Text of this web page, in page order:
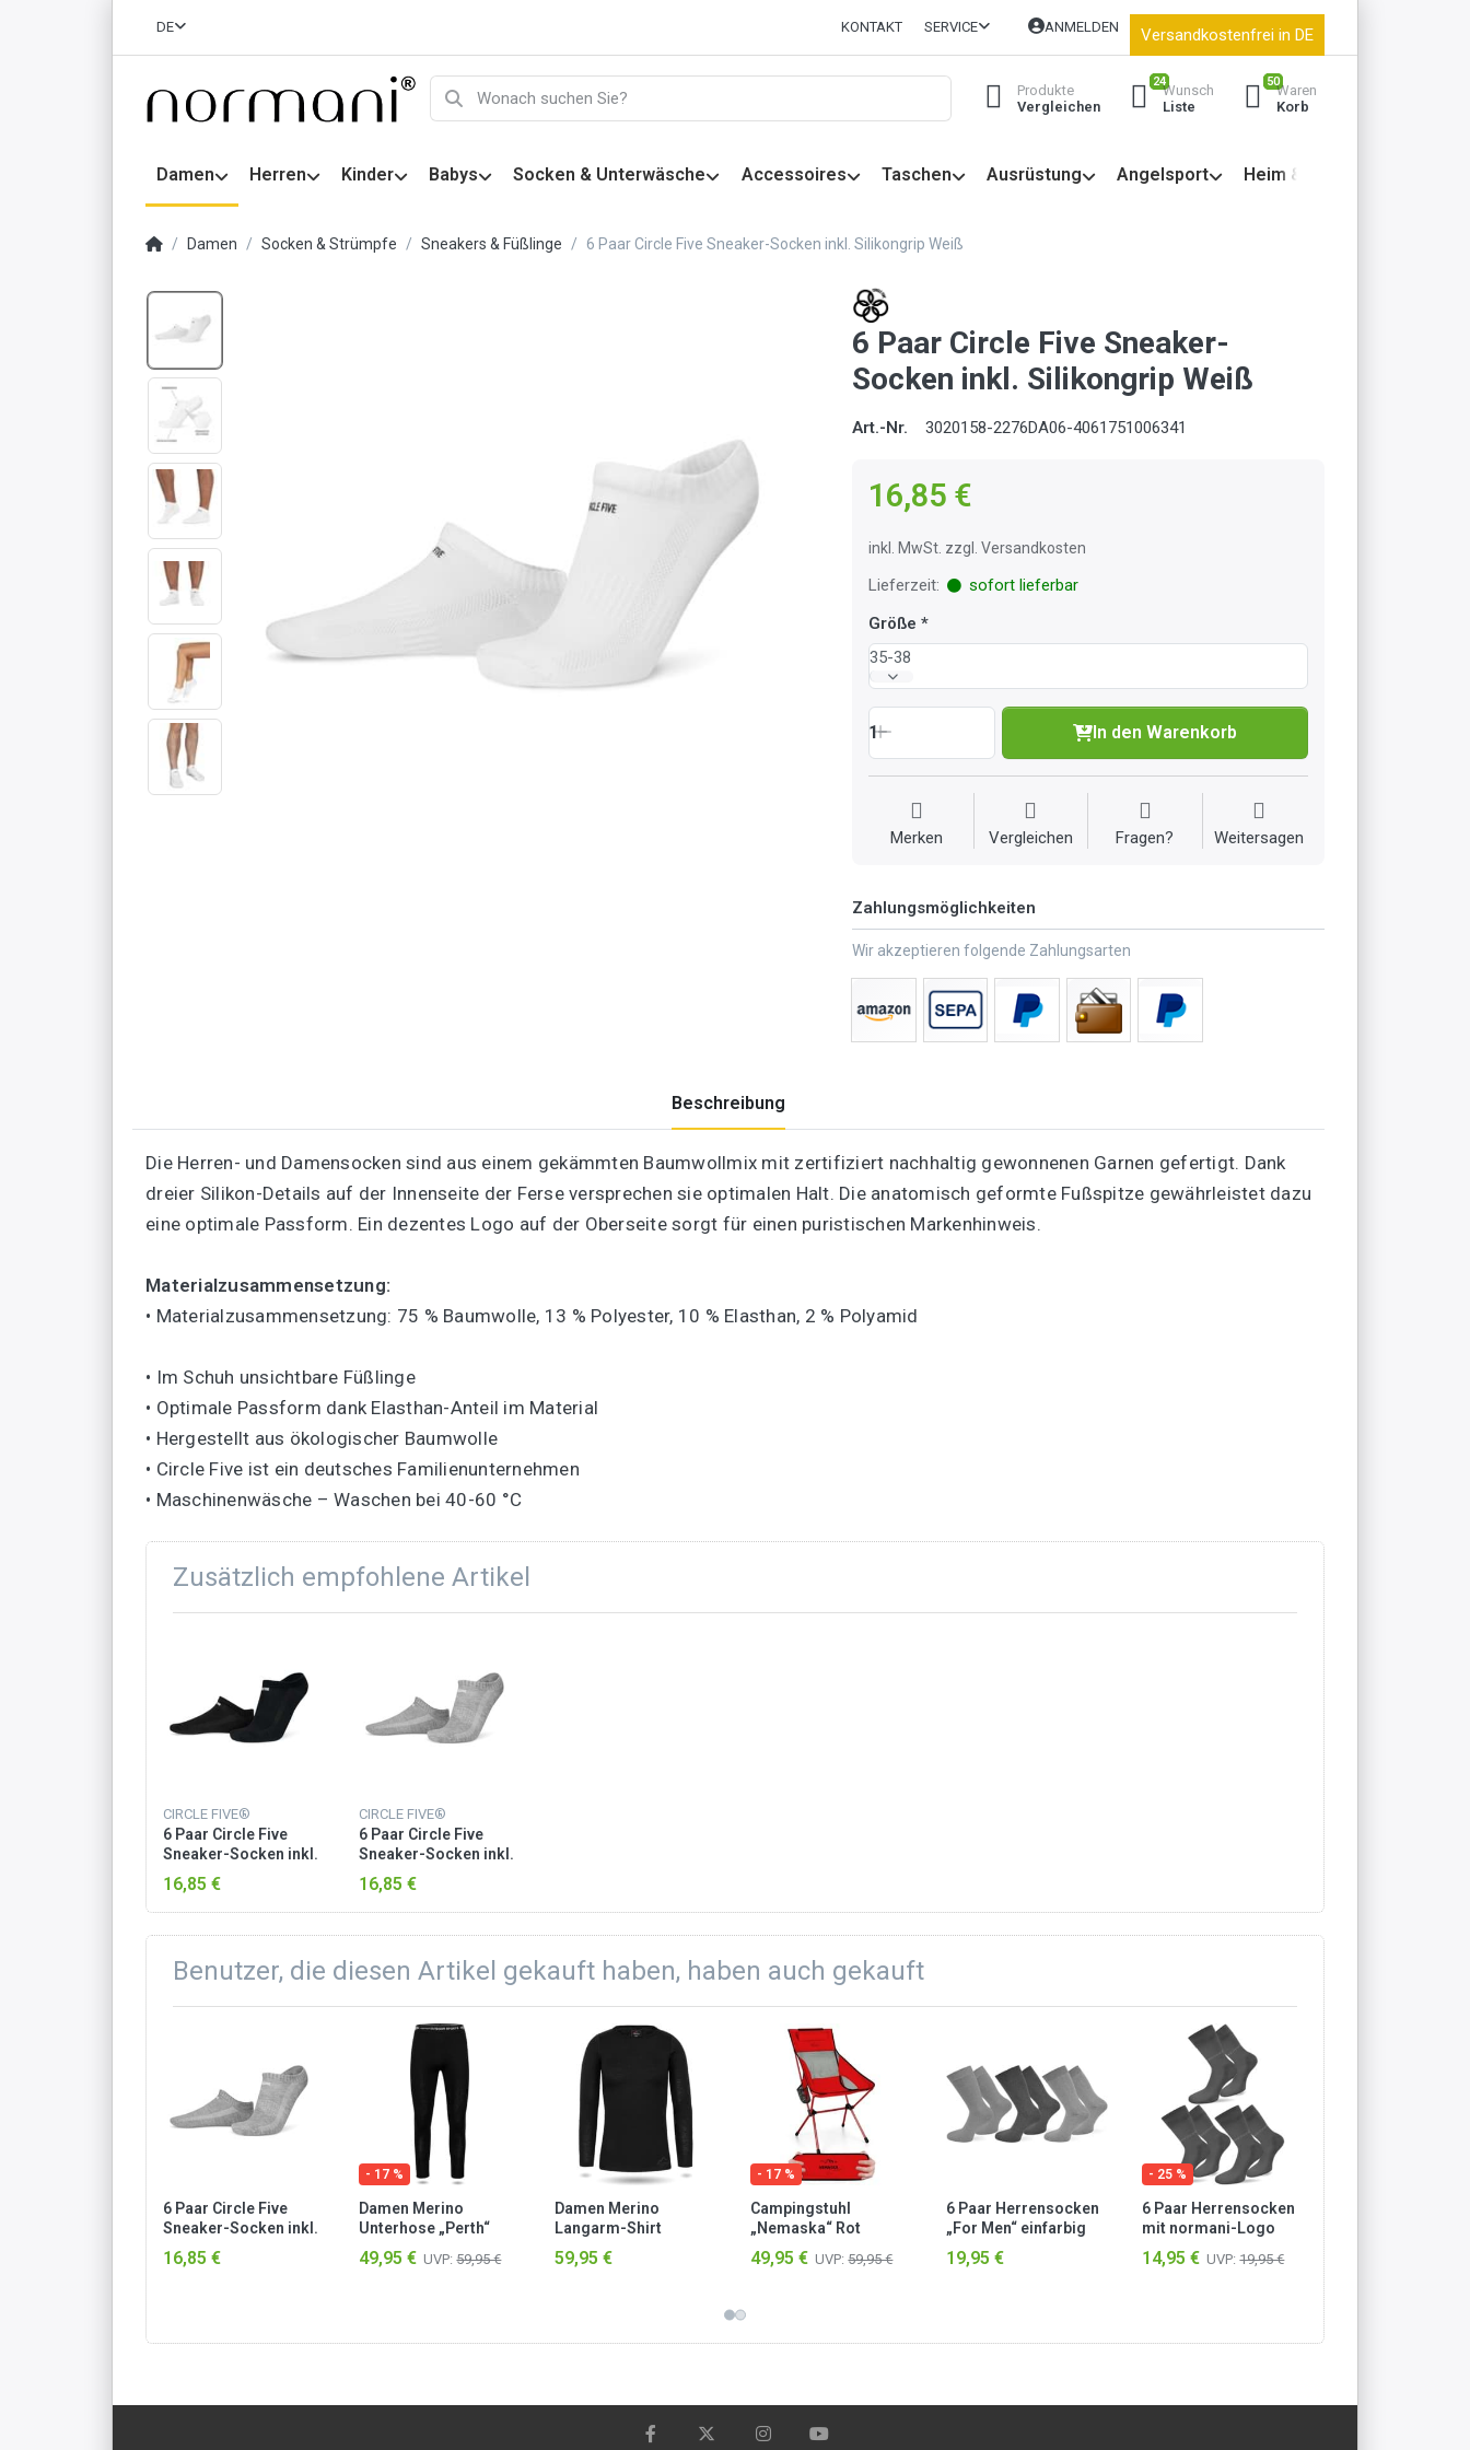
DE KONTAKT SERVICE ANMELDEN Versandkostenfrei in DE
Produkte
Vergleichen
24
Wunsch
Liste
50
Waren
Korb
Damen Herren Kinder Babys Socken & Unterwäsche Accessoires Taschen Ausrüstung Angelsport Heim & Garten
Damen Socken & Strümpfe Sneakers & Füßlinge 6 Paar Circle Five Sneaker-Socken inkl. Silikongrip Weiß
6 Paar Circle Five Sneaker-
Socken inkl. Silikongrip Weiß
Art.-Nr. 3020158-2276DA06-4061751006341
16,85 €
inkl. MwSt. zzgl. Versandkosten
Lieferzeit:
sofort lieferbar
Größe
35-38
1 In den Warenkorb
Merken Vergleichen Fragen? Weitersagen
Zahlungsmöglichkeiten
Wir akzeptieren folgende Zahlungsarten
Beschreibung
Die Herren- und Damensocken sind aus einem gekämmten Baumwollmix mit zertifiziert nachhaltig gewonnenen Garnen gefertigt. Dank
dreier Silikon-Details auf der Innenseite der Ferse versprechen sie optimalen Halt. Die anatomisch geformte Fußspitze gewährleistet dazu
eine optimale Passform. Ein dezentes Logo auf der Oberseite sorgt für einen puristischen Markenhinweis.
Materialzusammensetzung:
• Materialzusammensetzung: 75 % Baumwolle, 13 % Polyester, 10 % Elasthan, 2 % Polyamid
• Im Schuh unsichtbare Füßlinge
• Optimale Passform dank Elasthan-Anteil im Material
• Hergestellt aus ökologischer Baumwolle
• Circle Five ist ein deutsches Familienunternehmen
• Maschinenwäsche – Waschen bei 40-60 °C
Zusätzlich empfohlene Artikel
CIRCLE FIVE®
6 Paar Circle Five
Sneaker-Socken inkl.
Silikongrip Schwarz
16,85 €
CIRCLE FIVE®
6 Paar Circle Five
Sneaker-Socken inkl.
Silikongrip Grau
16,85 €
Benutzer, die diesen Artikel gekauft haben, haben auch gekauft
6 Paar Circle Five
Sneaker-Socken inkl.
Silikongrip Grau
16,85 €
- 17 %
Damen Merino
Unterhose „Perth“
Schwarz
49,95 € UVP: 59,95 €
Damen Merino
Langarm-Shirt
„Mandurah“ Schwarz
59,95 €
- 17 %
Campingstuhl
„Nemaska“ Rot
49,95 € UVP: 59,95 €
6 Paar Herrensocken
„For Men“ einfarbig
ohne Gummi Grau
sortiert
19,95 €
- 25 %
6 Paar Herrensocken
mit normani-Logo
Anthrazit
14,95 € UVP: 19,95 €